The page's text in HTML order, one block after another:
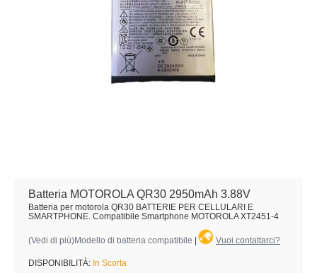
Batteria MOTOROLA QR30 2950mAh 3.88V
Batteria per motorola QR30 BATTERIE PER CELLULARI E
SMARTPHONE. Compatibile Smartphone MOTOROLA XT2451-4
(Vedi di più)Modello di batteria compatibile Vuoi contattarci?
DISPONIBILITÀ: In Scorta